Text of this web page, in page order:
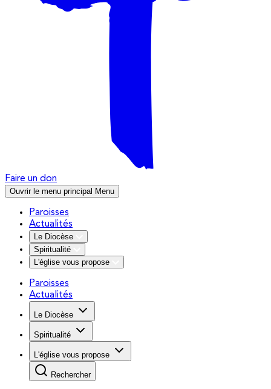
Faire un don
Ouvrir le menu principal Menu
Paroisses
Actualités
Le Diocèse
Spiritualité
L'église vous propose
Paroisses
Actualités
Le Diocèse
Spiritualité
L'église vous propose
Rechercher